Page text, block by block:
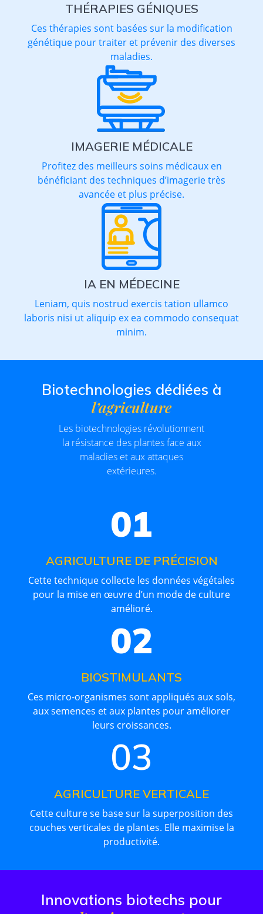
THÉRAPIES GÉNIQUES
Ces thérapies sont basées sur la modification
génétique pour traiter et prévenir des diverses
maladies.
IMAGERIE MÉDICALE
Profitez des meilleurs soins médicaux en
bénéficiant des techniques d’imagerie très
avancée et plus précise.
IA EN MÉDECINE
Leniam, quis nostrud exercis tation ullamco
laboris nisi ut aliquip ex ea commodo consequat
minim.
Biotechnologies dédiées à
l’agriculture
Les biotechnologies révolutionnent
la résistance des plantes face aux
maladies et aux attaques
extérieures.
01
AGRICULTURE DE PRÉCISION
Cette technique collecte les données végétales
pour la mise en œuvre d’un mode de culture
amélioré.
02
BIOSTIMULANTS
Ces micro-organismes sont appliqués aux sols,
aux semences et aux plantes pour améliorer
leurs croissances.
03
AGRICULTURE VERTICALE
Cette culture se base sur la superposition des
couches verticales de plantes. Elle maximise la
productivité.
Innovations biotechs pour